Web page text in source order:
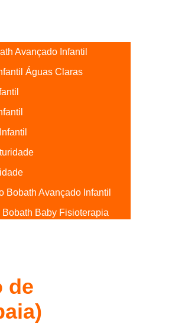
Avançado Infantil
Águas Claras
Bobath Avançado Infantil
Bobath Baby Fisioterapia
Infantil para Autista
Infantil com Bobath
de